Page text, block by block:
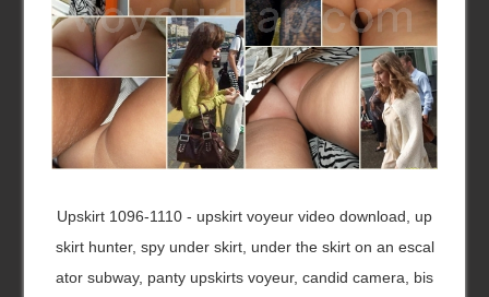
Upskirt 1096-1110 - upskirt voyeur video download, up
skirt hunter, spy under skirt, under the skirt on an escal
ator subway, panty upskirts voyeur, candid camera, bis